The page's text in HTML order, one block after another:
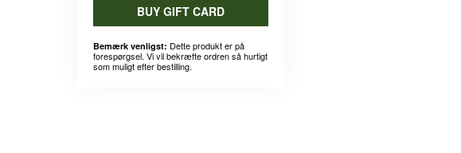
BUY GIFT CARD
Bemærk venligst: Dette produkt er på
forespørgsel. Vi vil bekræfte ordren så hurtigt
som muligt efter bestilling.